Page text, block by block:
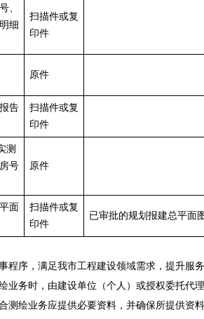
、
细
扫描件或复
印件
原件
告
扫描件或复
印件
测
号
原件
面
扫描件或复
印件
已审批的规划报建总平面图
序，满足我市工程建设领域需求，提升服
业务时，由建设单位（个人）或授权委托代
测绘业务应提供必要资料，并确保所提供资